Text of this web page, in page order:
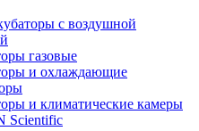
с воздушной
газовые
и охлаждающие
и климатические камеры
Scientific